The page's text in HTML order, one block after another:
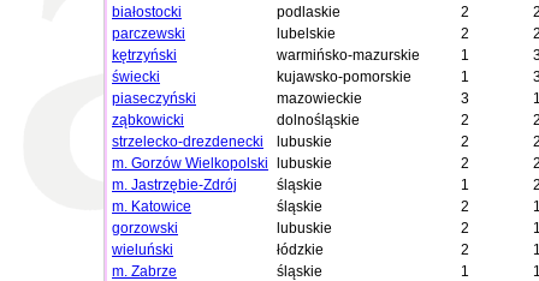
białostocki
podlaskie 2
parczewski
lubelskie 2
kętrzyński
warmińsko-mazurskie 1
świecki
kujawsko-pomorskie 1
piaseczyński
mazowieckie 3
ząbkowicki
dolnośląskie 2
strzelecko-drezdenecki
lubuskie 2
m. Gorzów Wielkopolski
lubuskie 2
m. Jastrzębie-Zdrój
śląskie 1
m. Katowice
śląskie 2
gorzowski
lubuskie 2
wieluński
łódzkie 2
m. Zabrze
śląskie 1